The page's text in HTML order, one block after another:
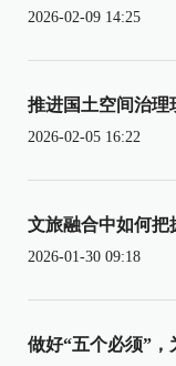
2026-02-09 14:25
推进国土空间治理
2026-02-05 16:22
文旅融合中如何把
2026-01-30 09:18
做好“五个必须”